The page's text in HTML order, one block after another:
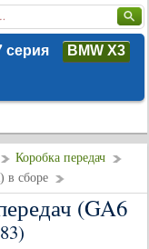
серия
BMW X3
Коробка передач
в сборе
(GA6